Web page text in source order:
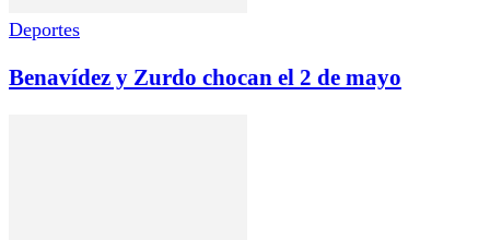
Deportes
Benavídez y Zurdo chocan el 2 de mayo